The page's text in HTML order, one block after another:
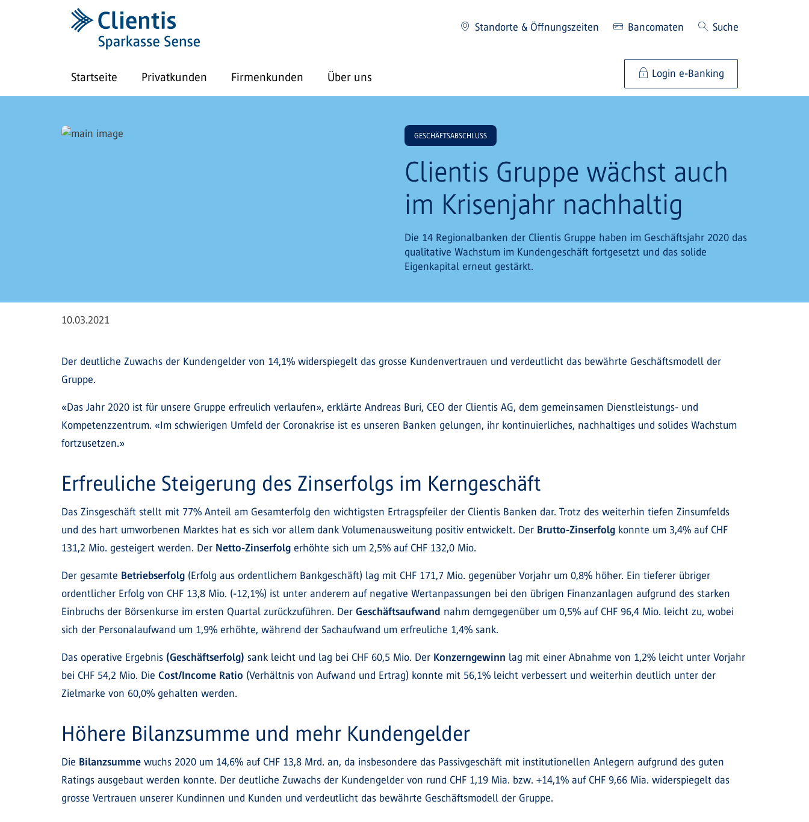
Standorte & Öffnungszeiten Bancomaten Suche
Startseite Privatkunden Firmenkunden Über uns Login e-Banking
GESCHÄFTSABSCHLUSS
Clientis Gruppe wächst auch
im Krisenjahr nachhaltig
Die 14 Regionalbanken der Clientis Gruppe haben im Geschäftsjahr 2020 das
qualitative Wachstum im Kundengeschäft fortgesetzt und das solide
Eigenkapital erneut gestärkt.
10.03.2021
Der deutliche Zuwachs der Kundengelder von 14,1% widerspiegelt das grosse Kundenvertrauen und verdeutlicht das bewährte Geschäftsmodell der
Gruppe.
«Das Jahr 2020 ist für unsere Gruppe erfreulich verlaufen», erklärte Andreas Buri, CEO der Clientis AG, dem gemeinsamen Dienstleistungs- und
Kompetenzzentrum. «Im schwierigen Umfeld der Coronakrise ist es unseren Banken gelungen, ihr kontinuierliches, nachhaltiges und solides Wachstum
fortzusetzen.»
Erfreuliche Steigerung des Zinserfolgs im Kerngeschäft
Das Zinsgeschäft stellt mit 77% Anteil am Gesamterfolg den wichtigsten Ertragspfeiler der Clientis Banken dar. Trotz des weiterhin tiefen Zinsumfelds
und des hart umworbenen Marktes hat es sich vor allem dank Volumenausweitung positiv entwickelt. Der Brutto-Zinserfolg konnte um 3,4% auf CHF
131,2 Mio. gesteigert werden. Der Netto-Zinserfolg erhöhte sich um 2,5% auf CHF 132,0 Mio.
Der gesamte Betriebserfolg (Erfolg aus ordentlichem Bankgeschäft) lag mit CHF 171,7 Mio. gegenüber Vorjahr um 0,8% höher. Ein tieferer übriger
ordentlicher Erfolg von CHF 13,8 Mio. (-12,1%) ist unter anderem auf negative Wertanpassungen bei den übrigen Finanzanlagen aufgrund des starken
Einbruchs der Börsenkurse im ersten Quartal zurückzuführen. Der Geschäftsaufwand nahm demgegenüber um 0,5% auf CHF 96,4 Mio. leicht zu, wobei
sich der Personalaufwand um 1,9% erhöhte, während der Sachaufwand um erfreuliche 1,4% sank.
Das operative Ergebnis (Geschäftserfolg) sank leicht und lag bei CHF 60,5 Mio. Der Konzerngewinn lag mit einer Abnahme von 1,2% leicht unter Vorjahr
bei CHF 54,2 Mio. Die Cost/Income Ratio (Verhältnis von Aufwand und Ertrag) konnte mit 56,1% leicht verbessert und weiterhin deutlich unter der
Zielmarke von 60,0% gehalten werden.
Höhere Bilanzsumme und mehr Kundengelder
Die Bilanzsumme wuchs 2020 um 14,6% auf CHF 13,8 Mrd. an, da insbesondere das Passivgeschäft mit institutionellen Anlegern aufgrund des guten
Ratings ausgebaut werden konnte. Der deutliche Zuwachs der Kundengelder von rund CHF 1,19 Mia. bzw. +14,1% auf CHF 9,66 Mia. widerspiegelt das
grosse Vertrauen unserer Kundinnen und Kunden und verdeutlicht das bewährte Geschäftsmodell der Gruppe.